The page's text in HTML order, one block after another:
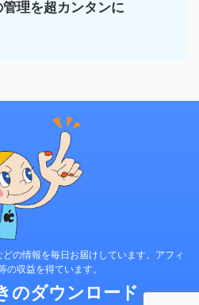
理を超カンタンに
の情報を毎日お届けしています。アフィ
の収益を得ています。
のダウンロード